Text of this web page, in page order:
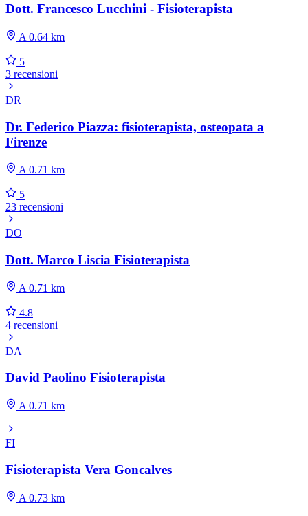
Dott. Francesco Lucchini - Fisioterapista
A 0.64 km
5
3 recensioni
DR
Dr. Federico Piazza: fisioterapista, osteopata a
Firenze
A 0.71 km
5
23 recensioni
DO
Dott. Marco Liscia Fisioterapista
A 0.71 km
4.8
4 recensioni
DA
David Paolino Fisioterapista
A 0.71 km
FI
Fisioterapista Vera Goncalves
A 0.73 km